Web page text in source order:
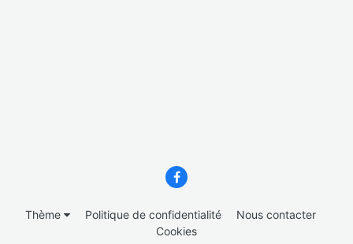
Thème Politique de confidentialité
Nous contacter
Cookies